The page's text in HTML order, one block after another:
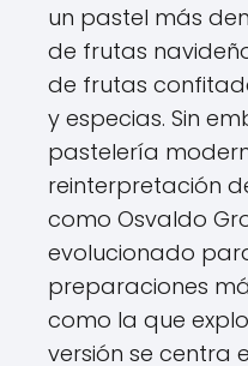
un pastel más
de frutas
de frutas
y especias. Sin
pastelería
reinterpretación
como Osvaldo
evolucionado
preparaciones
como la que
versión se centra